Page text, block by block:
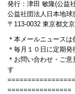
発行：津田 敏隆(公益
公益社団法人日本地球
〒113-0032 東京都文
＊本メールニュース
＊毎月１０日に定期
＊お問い合わせ・ご
す
================